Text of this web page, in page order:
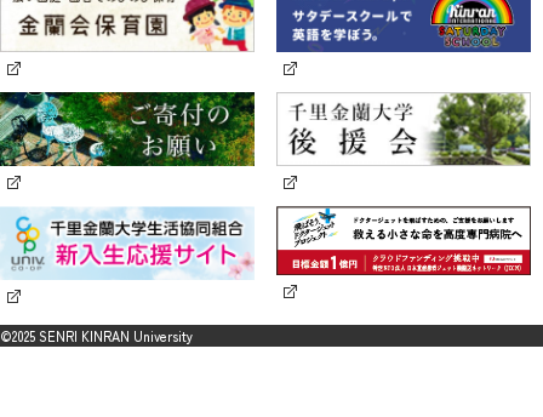
©2025 SENRI KINRAN University